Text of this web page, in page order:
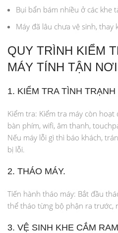
Bụi bẩn bám nhiều ở các khe
Máy đã lâu chưa vệ sinh, thay
QUY TRÌNH KIỂM
MÁY TÍNH TẬN
1. KIỂM TRA TÌNH
Kiểm tra: Kiểm tra máy còn
bàn phím, wifi, âm thanh,
Nếu máy lỗi gì thì báo khách,
bị lỗi.
2. THÁO MÁY.
Tiến hành tháo máy: Bắt đầu
thể tháo từng bộ phận ra trước,
3. VỆ SINH KHE CẮM